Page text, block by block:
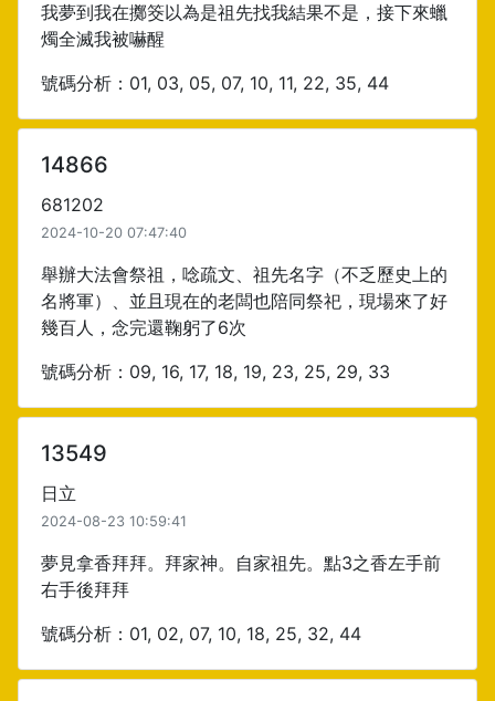
我夢到我在擲筊以為是祖先找我結果不是，接下來蠟
燭全滅我被嚇醒
號碼分析：01, 03, 05, 07, 10, 11, 22, 35, 44
14866
681202
2024-10-20 07:47:40
舉辦大法會祭祖，唸疏文、祖先名字（不乏歷史上的
名將軍）、並且現在的老闆也陪同祭祀，現場來了好
幾百人，念完還鞠躬了6次
號碼分析：09, 16, 17, 18, 19, 23, 25, 29, 33
13549
日立
2024-08-23 10:59:41
夢見拿香拜拜。拜家神。自家祖先。點3之香左手前
右手後拜拜
號碼分析：01, 02, 07, 10, 18, 25, 32, 44